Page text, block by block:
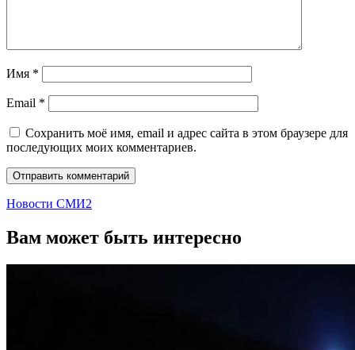
Имя *
Email *
Сохранить моё имя, email и адрес сайта в этом браузере для
последующих моих комментариев.
Новости СМИ2
Вам может быть интересно